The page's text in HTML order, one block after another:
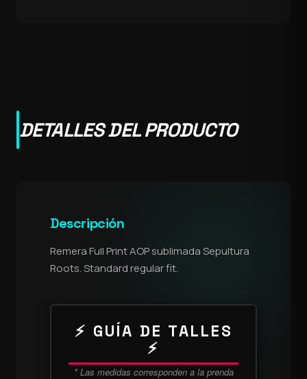
DETALLES DEL PRODUCTO
Descripción
Remera Full Print AOP sublimada Sepultura
Roots. Standard regular fit.
⚡ GUÍA DE TALLES
⚡
* Las medidas corresponden a la prenda